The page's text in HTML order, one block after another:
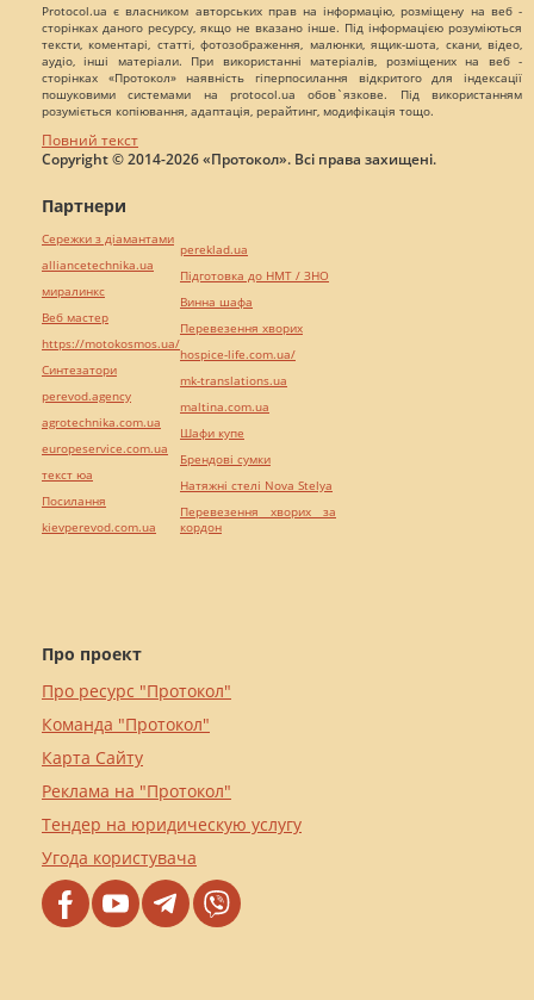
Protocol.ua є власником авторських прав на інформацію, розміщену на веб -
сторінках даного ресурсу, якщо не вказано інше. Під інформацією розуміються
тексти, коментарі, статті, фотозображення, малюнки, ящик-шота, скани, відео,
аудіо, інші матеріали. При використанні матеріалів, розміщених на веб -
сторінках «Протокол» наявність гіперпосилання відкритого для індексації
пошуковими системами на protocol.ua обов`язкове. Під використанням
розуміється копіювання, адаптація, рерайтинг, модифікація тощо.
Повний текст
Copyright © 2014-2026 «Протокол». Всі права захищені.
Про проект
Про ресурс "Протокол"
Команда "Протокол"
Карта Сайту
Реклама на "Протокол"
Тендер на юридическую услугу
Угода користувача
Партнери
Сережки з діамантами
alliancetechnika.ua
миралинкс
Веб мастер
https://motokosmos.ua/
Синтезатори
perevod.agency
agrotechnika.com.ua
europeservice.com.ua
текст юа
Посилання
kievperevod.com.ua
pereklad.ua
Підготовка до НМТ / ЗНО
Винна шафа
Перевезення хворих
hospice-life.com.ua/
mk-translations.ua
maltina.com.ua
Шафи купе
Брендові сумки
Натяжні стелі Nova Stelya
Перевезення хворих за
кордон